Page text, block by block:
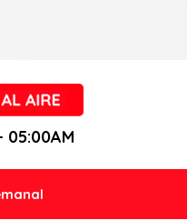
05:00AM